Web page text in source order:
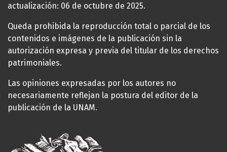
actualización: 06 de octubre de 2025.
Queda prohibida la reproducción total o parcial de los
contenidos e imágenes de la publicación sin la
autorización expresa y previa del titular de los derechos
patrimoniales.
Las opiniones expresadas por los autores no
necesariamente reflejan la postura del editor de la
publicación de la UNAM.